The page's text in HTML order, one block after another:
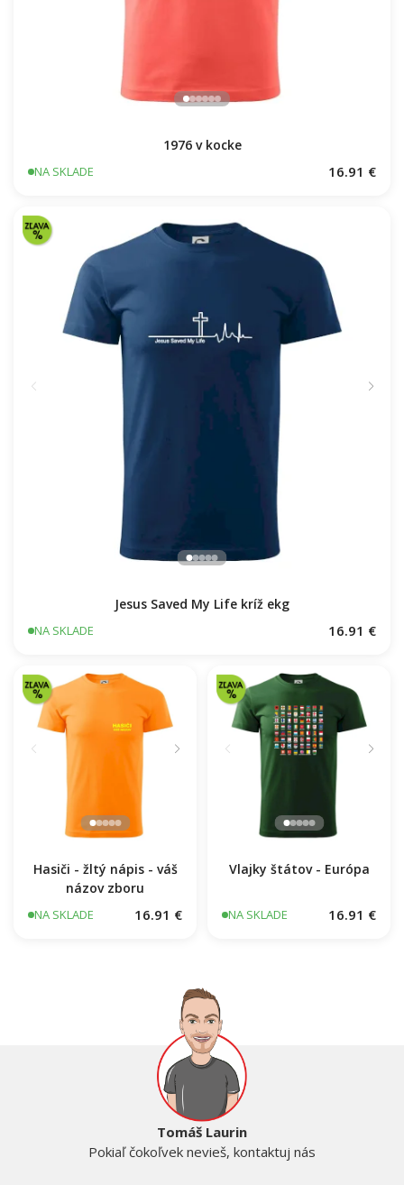
1976 v kocke
NA SKLADE 16.91 €
Jesus Saved My Life kríž ekg
NA SKLADE 16.91 €
Hasiči - žltý nápis - váš
názov zboru
NA SKLADE 16.91 €
Vlajky štátov - Európa
NA SKLADE 16.91 €
Tomáš Laurin
Pokiaľ čokoľvek nevieš, kontaktuj nás